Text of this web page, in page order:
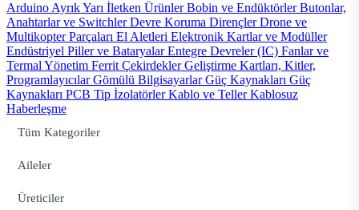
Arduino Ayrık Yarı İletken ÜrünlerBobin ve EndüktörlerButonlar,
Anahtarlar ve SwitchlerDevre Koruma DirençlerDrone ve
Multikopter Parçaları El Aletleri Elektronik Kartlar ve Modüller
Endüstriyel Piller ve BataryalarEntegre Devreler (IC) Fanlar ve
Termal Yönetim Ferrit ÇekirdeklerGeliştirme Kartları, Kitler,
ProgramlayıcılarGömülü BilgisayarlarGüç Kaynakları Güç
Kaynakları PCB Tip İzolatörlerKablo ve TellerKablosuz
Haberleşme
Tüm Kategoriler
Aileler
Üreticiler